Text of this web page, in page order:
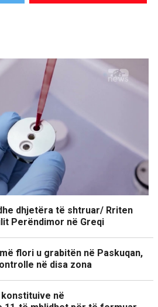
dhjetëra të shtruar/ Rriten
Perëndimor në Greqi
flori u grabitën në Paskuqan,
në disa zona
konstituive në